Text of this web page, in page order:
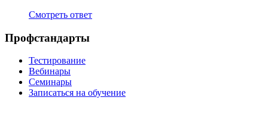
Смотреть ответ
Профстандарты
Тестирование
Вебинары
Семинары
Записаться на обучение